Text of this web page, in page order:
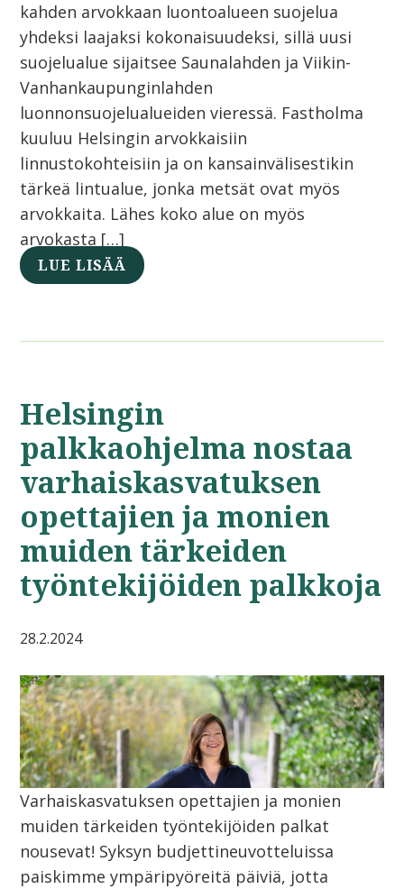
kahden arvokkaan luontoalueen suojelua
yhdeksi laajaksi kokonaisuudeksi, sillä uusi
suojelualue sijaitsee Saunalahden ja Viikin-
Vanhankaupunginlahden
luonnonsuojelualueiden vieressä. Fastholma
kuuluu Helsingin arvokkaisiin
linnustokohteisiin ja on kansainvälisestikin
tärkeä lintualue, jonka metsät ovat myös
arvokkaita. Lähes koko alue on myös
arvokasta […]
LUE LISÄÄ
Helsingin
palkkaohjelma nostaa
varhaiskasvatuksen
opettajien ja monien
muiden tärkeiden
työntekijöiden palkkoja
28.2.2024
Varhaiskasvatuksen opettajien ja monien
muiden tärkeiden työntekijöiden palkat
nousevat! Syksyn budjettineuvotteluissa
paiskimme ympäripyöreitä päiviä, jotta